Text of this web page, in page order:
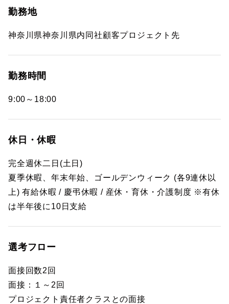
勤務地
神奈川県神奈川県内同社顧客プロジェクト先
勤務時間
9:00～18:00
休日・休暇
完全週休二日(土日)
夏季休暇、年末年始、ゴールデンウィーク (各9連休以
上) 有給休暇 / 慶弔休暇 / 産休・育休・介護制度 ※有休
は半年後に10日支給
選考フロー
面接回数2回
面接：１～2回
プロジェクト責任者クラスとの面接